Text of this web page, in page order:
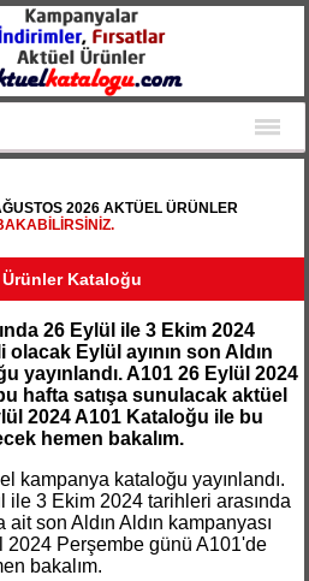
2026 AKTÜEL ÜRÜNLER
Kataloğu
26 Eylül ile 3 Ekim 2024
Eylül ayının son Aldın
yayınlandı. A101 26 Eylül 2024
hafta satışa sunulacak aktüel
2024 A101 Kataloğu ile bu
hemen bakalım.
kampanya kataloğu yayınlandı.
ile 3 Ekim 2024 tarihleri arasında
son Aldın Aldın kampanyası
2024 Perşembe günü A101'de
bakalım.